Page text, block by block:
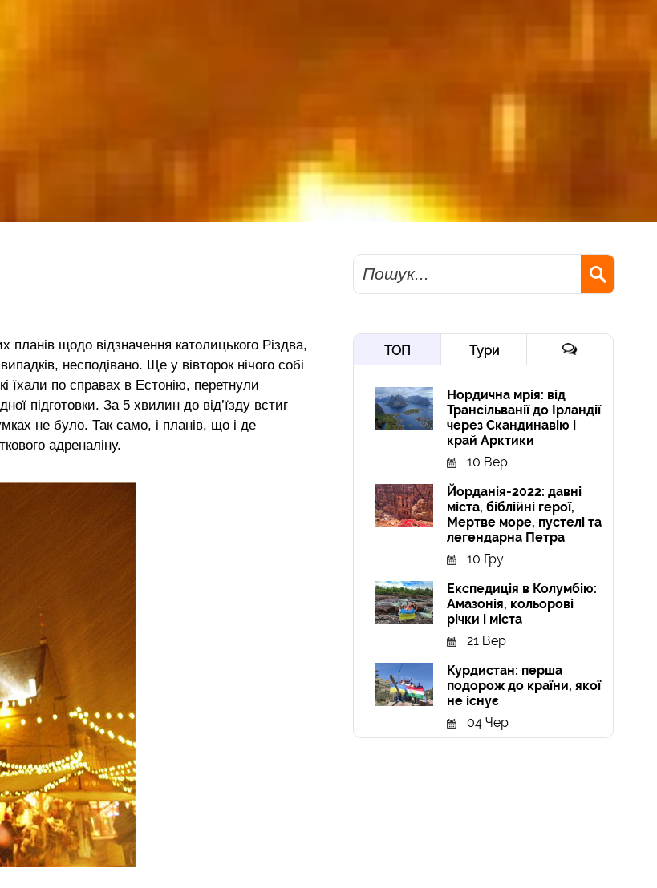
планів щодо відзначення католицького Різдва,
несподівано. Ще у вівторок нічого собі
їхали по справах в Естонію, перетнули
підготовки. За 5 хвилин до від’їзду встиг
не було. Так само, і планів, що і де
адреналіну.
Пошук
ТОП Тури
Нордична мрія: від
Трансільванії до Ірландії
через Скандинавію і
край Арктики
10 Вер
Йорданія-2022: давні
міста, біблійні герої,
Мертве море, пустелі та
легендарна Петра
10 Гру
Експедиція в Колумбію:
Амазонія, кольорові
річки і міста
21 Вер
Курдистан: перша
подорож до країни, якої
не існує
04 Чер